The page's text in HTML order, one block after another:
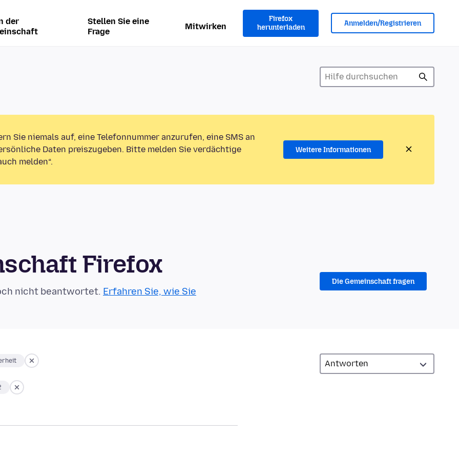
der
Stellen Sie eine
Frage
Mitwirken
Firefox
herunterladen
Anmelden/Registrieren
Sie niemals auf, eine Telefonnummer anzurufen, eine SMS an
Daten preiszugeben. Bitte melden Sie verdächtige
melden“.
Weitere Informationen
Firefox
nicht beantwortet. Erfahren Sie, wie Sie
Die Gemeinschaft fragen